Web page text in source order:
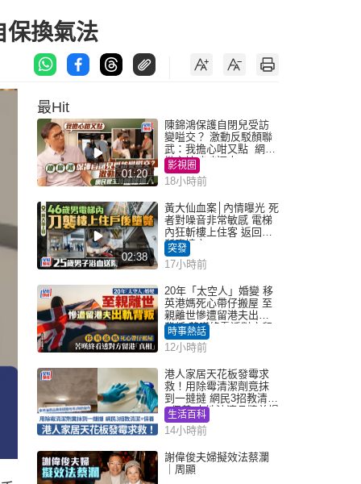
保換氣法
最Hit
01:20
陳錦鴻保護自閉兒受訪
變嗌交？ 激動反駁顏聯
武：我擔心咁又點 網民
批主持咄咄逼人
影視圈
18小時前
02:38
黃大仙血案│內情曝光 死
者對噪音非常敏感 電梯
內狂斬樓上住客 返回住
所墮樓亡
突發
17小時前
20年「太空人」婚變 移
英港媽死心帶仔搬屋 至
親離世慘遭留港夫出軌
背叛 苦嘆終看透對方留
港「真相」｜Juicy叮
時事熱話
12小時前
港人家居天花板發霉求
救！用除霉清潔劑竟抹
到一撻撻 網民3招教清潔
+保養 本地油漆品牌曾提
醒勿用1物防變色
生活百科
14小時前
謝偉俊夫婦擬效法蔡瀾
｜周顯